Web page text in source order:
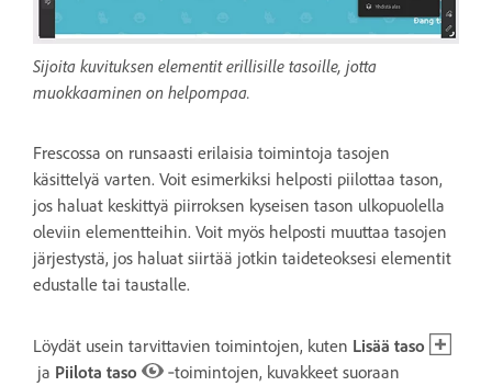
Sijoita kuvituksen elementit erillisille tasoille, jotta
muokkaaminen on helpompaa.
Frescossa on runsaasti erilaisia toimintoja tasojen
käsittelyä varten. Voit esimerkiksi helposti piilottaa tason,
jos haluat keskittyä piirroksen kyseisen tason ulkopuolella
oleviin elementteihin. Voit myös helposti muuttaa tasojen
järjestystä, jos haluat siirtää jotkin taideteoksesi elementit
edustalle tai taustalle.
Löydät usein tarvittavien toimintojen, kuten Lisää taso
ja Piilota taso
‑toimintojen, kuvakkeet suoraan